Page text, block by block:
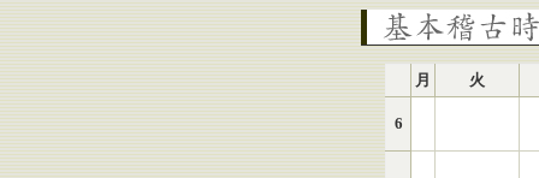
基本稽古時間
月 火
6